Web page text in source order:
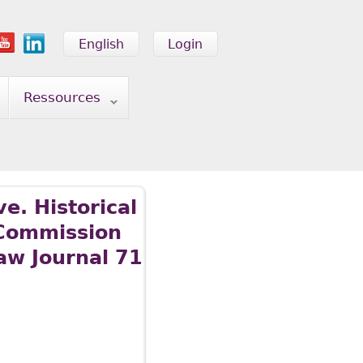
Login
English
Ressources
Historical
Journal 71